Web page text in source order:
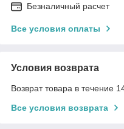
Безналичный расчет
Все условия оплаты
Условия возврата
Возврат товара в течение
Все условия возврата